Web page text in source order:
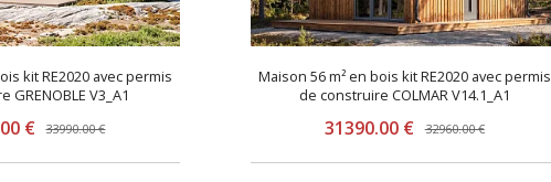
kit RE2020 avec permis
GRENOBLE V3_A1
€ 33990.00 €
Maison 56 m² en bois kit RE2020 avec permis
de construire COLMAR V14.1_A1
31390.00 € 32960.00 €